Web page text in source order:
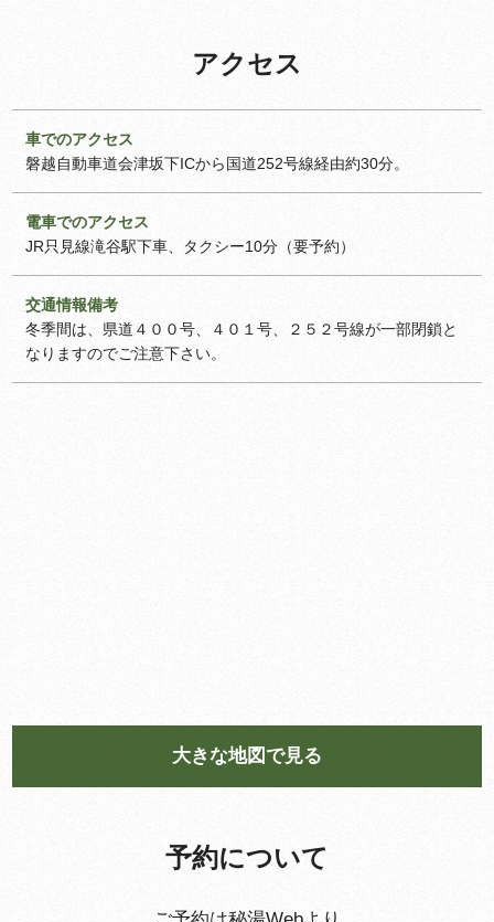
アクセス
車でのアクセス
磐越自動車道会津坂下ICから国道252号線経由約30分。
電車でのアクセス
JR只見線滝谷駅下車、タクシー10分（要予約）
交通情報備考
冬季間は、県道４００号、４０１号、２５２号線が一部閉鎖と
なりますのでご注意下さい。
大きな地図で見る
予約について